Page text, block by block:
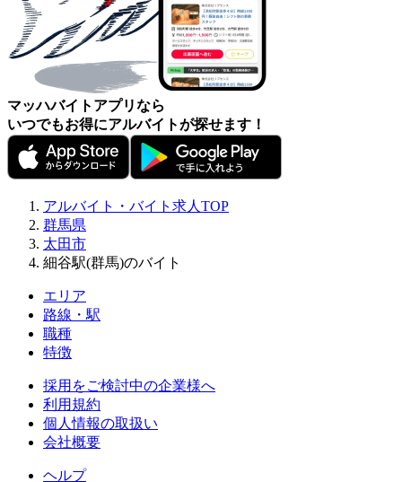
マッハバイトアプリなら
いつでもお得にアルバイトが探せます！
アルバイト・バイト求人TOP
群馬県
太田市
細谷駅(群馬)のバイト
エリア
路線・駅
職種
特徴
採用をご検討中の企業様へ
利用規約
個人情報の取扱い
会社概要
ヘルプ